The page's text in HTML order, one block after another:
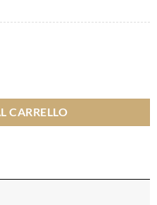
CARRELLO